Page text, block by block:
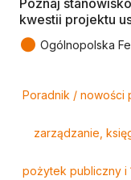
Poznaj
kwestii projektu
● Ogólnopolska
Poradnik / nowości
zarządzanie,
pożytek publiczny i